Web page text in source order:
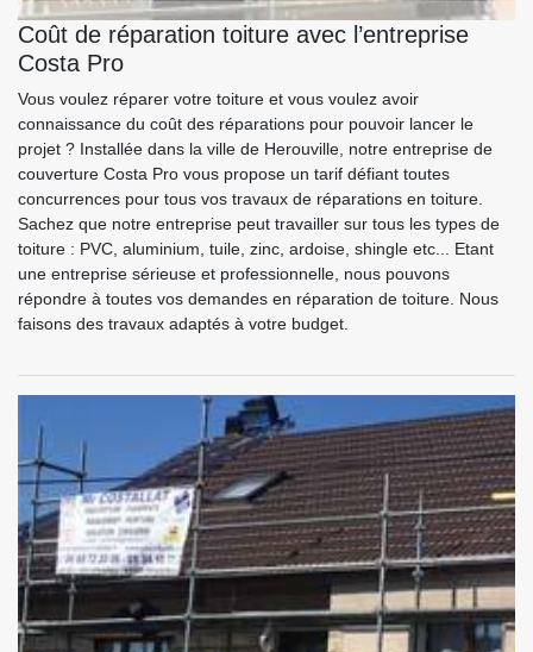
Coût de réparation toiture avec l’entreprise
Costa Pro
Vous voulez réparer votre toiture et vous voulez avoir
connaissance du coût des réparations pour pouvoir lancer le
projet ? Installée dans la ville de Herouville, notre entreprise de
couverture Costa Pro vous propose un tarif défiant toutes
concurrences pour tous vos travaux de réparations en toiture.
Sachez que notre entreprise peut travailler sur tous les types de
toiture : PVC, aluminium, tuile, zinc, ardoise, shingle etc... Etant
une entreprise sérieuse et professionnelle, nous pouvons
répondre à toutes vos demandes en réparation de toiture. Nous
faisons des travaux adaptés à votre budget.